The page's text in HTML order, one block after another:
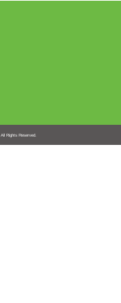
All Rights Reserved.